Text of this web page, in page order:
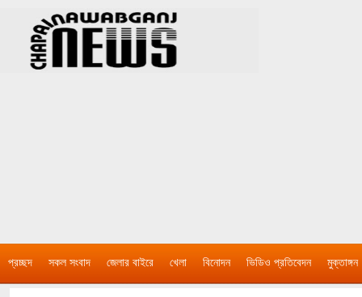
প্রচ্ছদ সকল সংবাদ জেলার বাইরে খেলা বিনোদন ভিডিও প্রতিবেদন মুক্তাঙ্গন